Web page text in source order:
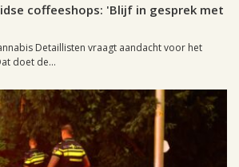
coffeeshops: 'Blijf in gesprek met
Detaillisten vraagt aandacht voor het
doet de...